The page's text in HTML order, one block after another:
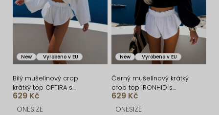
New Vyrobeno v EU
Bílý mušelínový crop
krátký top OPTIRA s
dlouhým rukávem
629 Kč
ONESIZE
New Vyrobeno v EU
Černý mušelínový krátký
crop top IRONHID s
dlouhým rukávem
629 Kč
ONESIZE